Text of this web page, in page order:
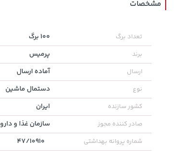
خرید
219,900
خرید
141,000
مشخصات
تعداد برگ 100 برگ
برند پرمیس
ارسال آماده ارسال
نوع دستمال ماشین
کشور سازنده ایران
صادر کننده مجوز سازمان غذا و دارو
شماره پروانه بهداشتی 47/10910